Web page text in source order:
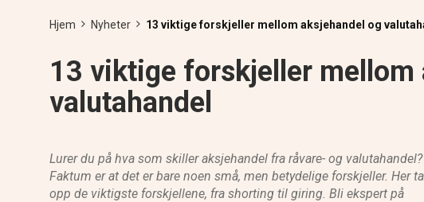
Hjem Nyheter 13 viktige forskjeller mellom aksjehandel og
13 viktige forskjeller mellom
valutahandel
Lurer du på hva som skiller aksjehandel fra råvare- og valutahandel?
Faktum er at det er bare noen små, men betydelige forskjeller. Her
opp de viktigste forskjellene, fra shorting til giring. Bli ekspert på